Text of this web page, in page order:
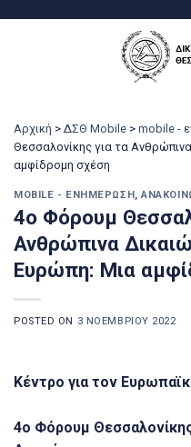
Αρχική > ΔΣΘ Mobile > mobile -
Θεσσαλονίκης για τα
αμφίδρομη σχέση
MOBILE - ΕΝΗΜΈΡΩΣΗ,
4o Φόρουµ
Ανθρώπινα
Ευρώπη: Μια
POSTED ON 3 ΝΟΕΜΒΡΊΟΥ 2022
Κέντρο για τον
4o Φόρουµ